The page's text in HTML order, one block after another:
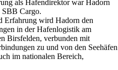
als Hafendirektor war Hadorn
SBB Cargo.
Erfahrung wird Hadorn den
in der Hafenlogistik am
Birsfelden, verbunden mit
zu und von den Seehäfen
im nationalen Bereich,